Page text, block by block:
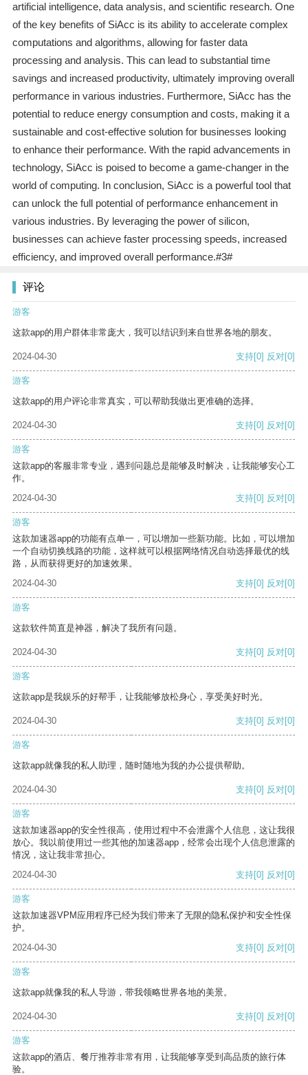
artificial intelligence, data analysis, and scientific research. One
of the key benefits of SiAcc is its ability to accelerate complex
computations and algorithms, allowing for faster data
processing and analysis. This can lead to substantial time
savings and increased productivity, ultimately improving overall
performance in various industries. Furthermore, SiAcc has the
potential to reduce energy consumption and costs, making it a
sustainable and cost-effective solution for businesses looking
to enhance their performance. With the rapid advancements in
technology, SiAcc is poised to become a game-changer in the
world of computing. In conclusion, SiAcc is a powerful tool that
can unlock the full potential of performance enhancement in
various industries. By leveraging the power of silicon,
businesses can achieve faster processing speeds, increased
efficiency, and improved overall performance.#3#
评论
游客
这款app的用户群体非常庞大，我可以结识到来自世界各地的朋友。
2024-04-30 支持[0] 反对[0]
游客
这款app的用户评论非常真实，可以帮助我做出更准确的选择。
2024-04-30 支持[0] 反对[0]
游客
这款app的客服非常专业，遇到问题总是能够及时解决，让我能够安心工
作。
2024-04-30
支持[0] 反对[0]
游客
这款加速器app的功能有点单一，可以增加一些新功能。比如，可以增加
一个自动切换线路的功能，这样就可以根据网络情况自动选择最优的线
路，从而获得更好的加速效果。
2024-04-30
支持[0] 反对[0]
游客
这款软件简直是神器，解决了我所有问题。
2024-04-30 支持[0] 反对[0]
游客
这款app是我娱乐的好帮手，让我能够放松身心，享受美好时光。
2024-04-30 支持[0] 反对[0]
游客
这款app就像我的私人助理，随时随地为我的办公提供帮助。
2024-04-30 支持[0] 反对[0]
游客
这款加速器app的安全性很高，使用过程中不会泄露个人信息，这让我很
放心。我以前使用过一些其他的加速器app，经常会出现个人信息泄露的
情况，这让我非常担心。
2024-04-30
支持[0] 反对[0]
游客
这款加速器VPM应用程序已经为我们带来了无限的隐私保护和安全性保
护。
2024-04-30
支持[0] 反对[0]
游客
这款app就像我的私人导游，带我领略世界各地的美景。
2024-04-30 支持[0] 反对[0]
游客
这款app的酒店、餐厅推荐非常有用，让我能够享受到高品质的旅行体
验。